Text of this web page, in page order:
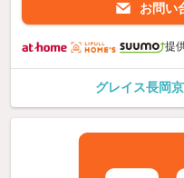
お問い
提
グレイス長岡